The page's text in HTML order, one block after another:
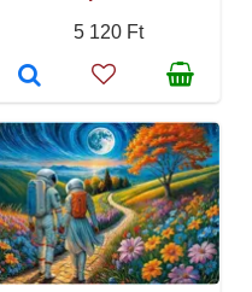
5 120 Ft